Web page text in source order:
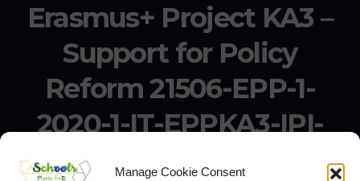
Manage Cookie Consent
Erasmus+ Project KA3 –
Support for Policy
Reform 21506-EPP-1-
2020-1-IT-EPPKA3-IPI-
SOC-IN